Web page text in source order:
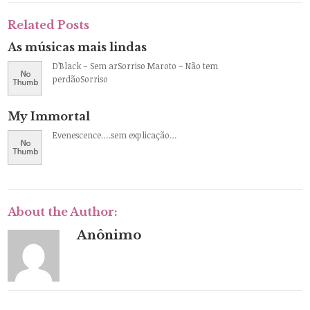
Related Posts
As músicas mais lindas
D’Black – Sem arSorriso Maroto – Não tem
perdãoSorriso
My Immortal
Evenescence….sem explicação…
About the Author:
Anônimo